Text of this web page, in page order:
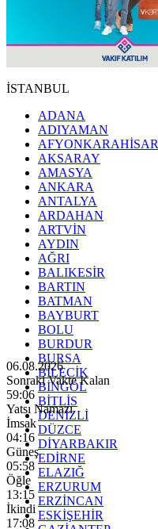
İSTANBUL
ADANA
ADIYAMAN
AFYONKARAHİSAR
AKSARAY
AMASYA
ANKARA
ANTALYA
ARDAHAN
ARTVİN
AYDIN
AĞRI
BALIKESİR
BARTIN
BATMAN
BAYBURT
BOLU
BURDUR
BURSA
BİLECİK
BİNGÖL
BİTLİS
DENİZLİ
DÜZCE
DİYARBAKIR
EDİRNE
ELAZIĞ
ERZURUM
ERZİNCAN
ESKİŞEHİR
06.08.2026
Sonraki Vakte Kalan
59:04
Yatsı Namazı
İmsak
04:16
Güneş
05:58
Öğle
13:15
İkindi
17:08